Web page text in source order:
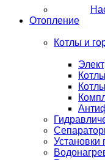
Отопление
Котлы и
Установки